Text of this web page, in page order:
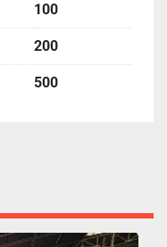
100
200
500